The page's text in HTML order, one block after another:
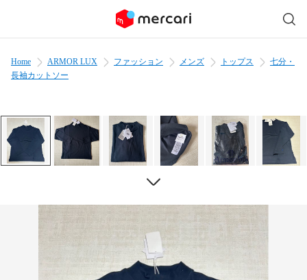
Home ARMOR LUX ファッション メンズ トップス
七分・
長袖カットソー